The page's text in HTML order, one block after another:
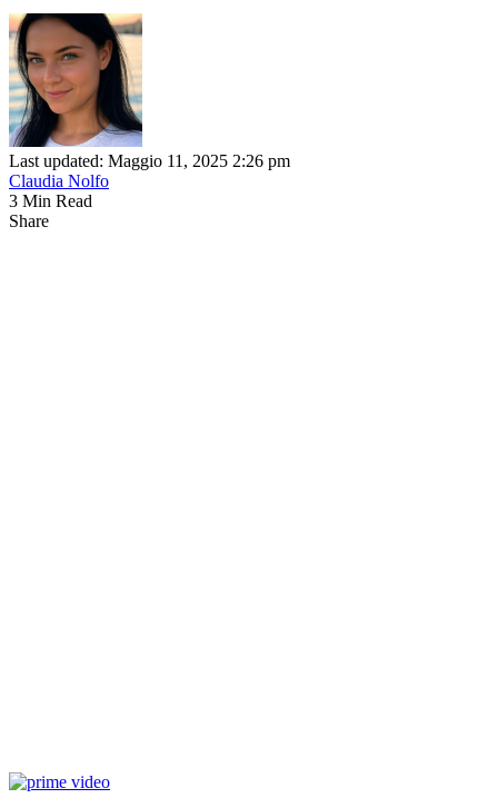
Last updated: Maggio 11, 2025 2:26 pm
Claudia Nolfo
3 Min Read
Share